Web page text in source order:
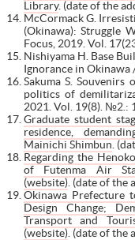
Library. (date of the
McCormack G.
(Okinawa): Struggle
Focus, 2019. Vol.
Nishiyama H. Base
Ignorance in Okinawa
Sakuma S.
politics of
2021. Vol. 19(8). №2.:
Graduate student
residence,
Mainichi Shimbun .
Regarding the
of Futenma Air
(website). (date of the
Okinawa Prefecture
Design Change;
Transport and
(website). (date of the